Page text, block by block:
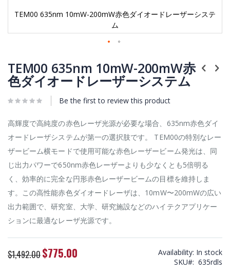
TEM00 635nm 10mW-200mW赤色ダイオードレーザーシステ
ム
to
the
beginning
the
gallery
TEM00 635nm 10mW-200mW赤
色ダイオードレーザーシステム
Be the first to review this product
高輝度で高純度の赤色レーザ光源が必要な場合、635nm赤色ダイ
オードレーザシステムが第一の選択肢です。 TEM00の特別なレー
ザービーム横モードで使用可能な赤色レーザービーム発光は、同
じ出力パワーで650nm赤色レーザーよりも少なくとも5倍明る
く、効率的に完全な円形赤色レーザービームの目標を維持しま
す。この高性能赤色ダイオードレーザは、10mW〜200mWの広い
出力範囲で、研究室、大学、研究施設などのハイテクアプリケー
ションに最適なレーザ光源です。
$1,492.00 Special
Price
$775.00 Availability: In stock
SKU
635rdls